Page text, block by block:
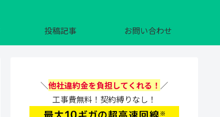
投稿記事 お問い合わせ
＼他社違約金を負担してくれる！ ／
工事費無料！契約縛りなし！